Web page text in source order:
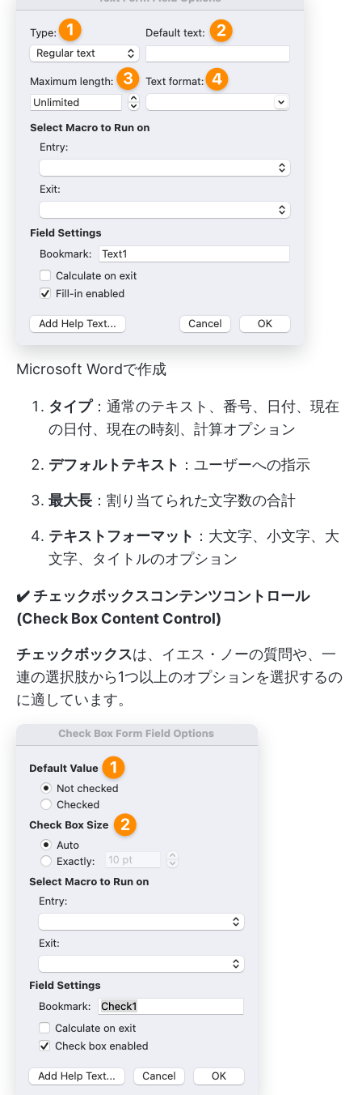
Microsoft Wordで作成
タイプ：通常のテキスト、番号、日付、現在
の日付、現在の時刻、計算オプション
デフォルトテキスト ：ユーザーへの指示
最大長 ：割り当てられた文字数の合計
テキストフォーマット ：大文字、小文字、大
文字、タイトルのオプション
✔️ チェックボックスコンテンツコントロール
(Check Box Content Control)
チェックボックスは、イエス・ノーの質問や、一
連の選択肢から1つ以上のオプションを選択するの
に適しています。